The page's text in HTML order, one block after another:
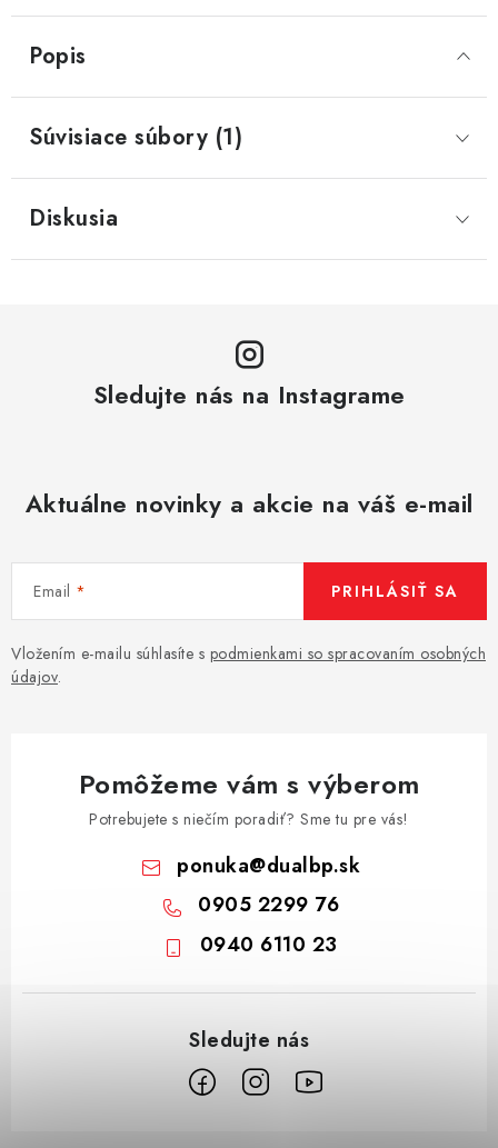
Popis
Súvisiace súbory (1)
Diskusia
Sledujte nás na Instagrame
Aktuálne novinky a akcie na váš e-mail
Email
Vložením e-mailu súhlasíte s podmienkami so spracovaním osobných
údajov.
PRIHLÁSIŤ SA
Pomôžeme vám s výberom
Potrebujete s niečím poradiť? Sme tu pre vás!
ponuka@dualbp.sk
0905 2299 76
0940 6110 23